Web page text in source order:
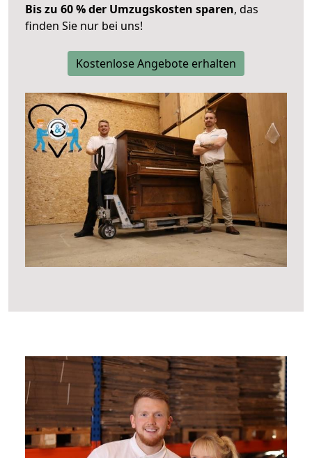
Bis zu 60 % der Umzugskosten sparen, das
finden Sie nur bei uns!
Kostenlose Angebote erhalten